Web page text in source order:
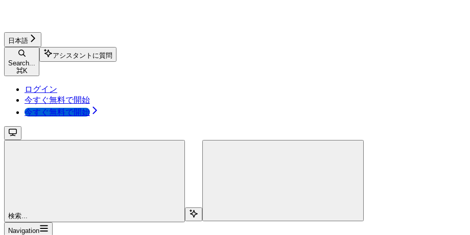
日本語
Search...
⌘K
アシスタントに質問
ログイン
今すぐ無料で開始
今すぐ無料で開始
検索...
Navigation